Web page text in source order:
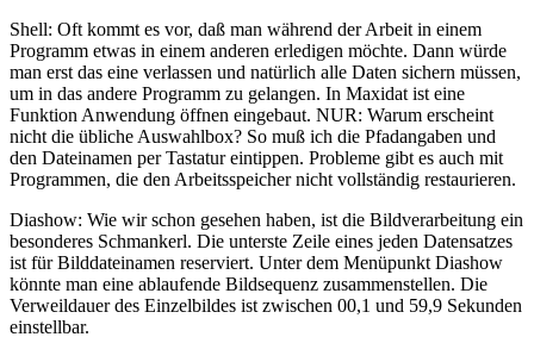
Shell: Oft kommt es vor, daß man während der Arbeit in einem
Programm etwas in einem anderen erledigen möchte. Dann würde
man erst das eine verlassen und natürlich alle Daten sichern müssen,
um in das andere Programm zu gelangen. In Maxidat ist eine
Funktion Anwendung öffnen eingebaut. NUR: Warum erscheint
nicht die übliche Auswahlbox? So muß ich die Pfadangaben und
den Dateinamen per Tastatur eintippen. Probleme gibt es auch mit
Programmen, die den Arbeitsspeicher nicht vollständig restaurieren.
Diashow: Wie wir schon gesehen haben, ist die Bildverarbeitung ein
besonderes Schmankerl. Die unterste Zeile eines jeden Datensatzes
ist für Bilddateinamen reserviert. Unter dem Menüpunkt Diashow
könnte man eine ablaufende Bildsequenz zusammenstellen. Die
Verweildauer des Einzelbildes ist zwischen 00,1 und 59,9 Sekunden
einstellbar.